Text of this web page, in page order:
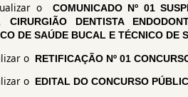
o
COMUNICADO Nº 01
CIRURGIÃO DENTISTA
DE SAÚDE BUCAL E TÉCNICO DE
o RETIFICAÇÃO Nº 01
o EDITAL DO CONCURSO